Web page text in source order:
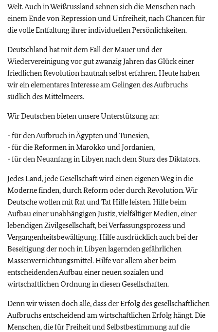
Welt. Auch in Weißrussland sehnen sich die Menschen nach
einem Ende von Repression und Unfreiheit, nach Chancen für
die volle Entfaltung ihrer individuellen Persönlichkeiten.
Deutschland hat mit dem Fall der Mauer und der
Wiedervereinigung vor gut zwanzig Jahren das Glück einer
friedlichen Revolution hautnah selbst erfahren. Heute haben
wir ein elementares Interesse am Gelingen des Aufbruchs
südlich des Mittelmeers.
Wir Deutschen bieten unsere Unterstützung an:
- für den Aufbruch in Ägypten und Tunesien,
- für die Reformen in Marokko und Jordanien,
- für den Neuanfang in Libyen nach dem Sturz des Diktators.
Jedes Land, jede Gesellschaft wird einen eigenen Weg in die
Moderne finden, durch Reform oder durch Revolution. Wir
Deutsche wollen mit Rat und Tat Hilfe leisten. Hilfe beim
Aufbau einer unabhängigen Justiz, vielfältiger Medien, einer
lebendigen Zivilgesellschaft, bei Verfassungsprozess und
Vergangenheitsbewältigung. Hilfe ausdrücklich auch bei der
Beseitigung der noch in Libyen lagernden gefährlichen
Massenvernichtungsmittel. Hilfe vor allem aber beim
entscheidenden Aufbau einer neuen sozialen und
wirtschaftlichen Ordnung in diesen Gesellschaften.
Denn wir wissen doch alle, dass der Erfolg des gesellschaftlichen
Aufbruchs entscheidend am wirtschaftlichen Erfolg hängt. Die
Menschen, die für Freiheit und Selbstbestimmung auf die